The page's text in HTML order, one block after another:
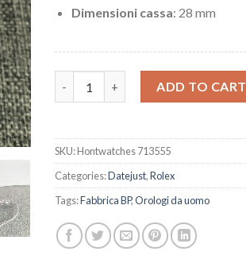
Dimensioni cassa: 28 mm
ADD TO CART
SKU:Hontwatches 713555
Categories:Datejust,Rolex
Tags:Fabbrica BP,Orologi da uomo